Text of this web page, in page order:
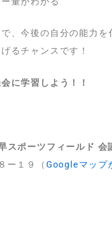
、今後の自分の能力を
るチャンスです！
に学習しよう！！
ポーツフィールド 会
ー１９（ Googleマップ